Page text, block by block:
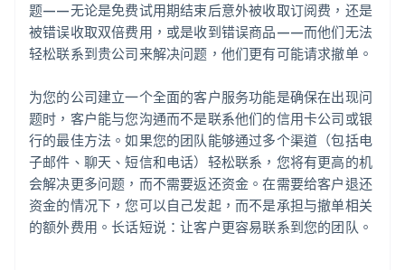
题——无论是免费试用期结束后意外被收取订阅费，还是
被错误收取双倍费用，或是收到错误商品——而他们无法
轻松联系到贵公司来解决问题，他们更有可能请求撤单。
为您的公司建立一个全面的客户服务功能是确保在出现问
题时，客户能与您沟通而不是联系他们的信用卡公司或银
行的最佳方法。如果您的团队能够通过多个渠道（包括电
子邮件、聊天、短信和电话）轻松联系，您将有更高的机
会解决更多问题，而不需要返还资金。在需要给客户退还
资金的情况下，您可以自己发起，而不是承担与撤单相关
的额外费用。长话短说：让客户更容易联系到您的团队。